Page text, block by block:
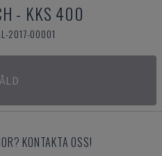
- KKS 400
2017-00001
KONTAKTA OSS!